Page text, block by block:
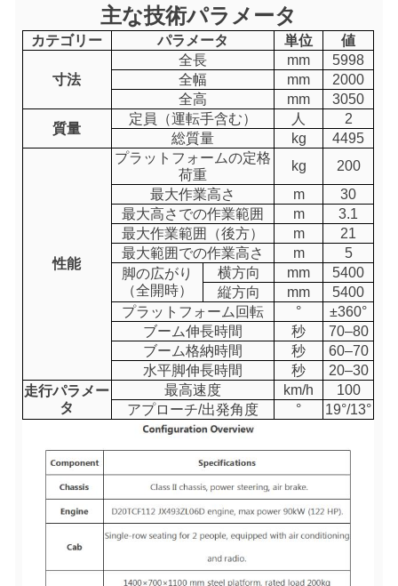
主な技術パラメータ
カテゴリー パラメータ 単位 値
寸法
全長 mm
5998
全幅
mm
2000
全高
mm
3050
質量
定員（運転手含む） 人
2
総質量
kg 4495
性能
プラットフォームの定格
荷重
kg
200
最大作業高さ
m
30
最大高さでの作業範囲
m
3.1
最大作業範囲（後方）
m
21
最大範囲での作業高さ
m
5
脚の広がり
（全開時）
横方向 mm
5400
縦方向
mm
5400
プラットフォーム回転
°
±360°
ブーム伸長時間
秒
70–80
ブーム格納時間
秒
60–70
水平脚伸長時間
秒
20–30
走行パラメー
タ
最高速度 km/h
100
アプローチ/出発角度
° 19°/13°